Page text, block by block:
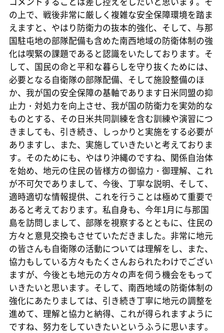
の上で、戦後非常に厳しく複雑な安全保障環境を踏ま
えますと、やはり防衛力の抜本的強化、そして、与那
国駐屯地の部隊配備も含めた南西地域の防衛体制の強
化は喫緊の課題であると認識をいたしております。そ
して、国民の命と平和な暮らしを守り抜くためには、
必要となる自衛隊の部隊配備、そして施設整備のほ
か、我が国の安全保障の基軸であります日米同盟の抑
止力・対処力を向上させ、我が国の防衛力を実効的な
ものとする、その日米共同訓練を含む訓練や演習につ
きましても、引き続き、しっかりと実施をする必要が
ありますし、また、実施していきたいと考えておりま
す。そのためにも、やはり沖縄のですね、関係自治体
を始め、地元の住民の皆様方の御協力・御理解、これ
が不可欠でありまして、今後、丁寧な説明、そして、
適時適切な情報提供、これを行うことは極めて重要で
あると考えております。私自身も、今年1月に与那国
島を訪問しまして、部隊を視察するとともに、住民の
方々と意見交換もさせていただきました。非常に地元
の皆さんも自衛隊の活動については理解をし、また、
協力もしている方々もたくさんおられたわけでござい
ますが、今後とも地元の方々の声を伺う機会をもって
いきたいと思います。そして、南西地域の防衛体制の
強化にあたりましては、引き続き丁寧に地元の調整を
進めて、理解と協力と納得、これが得られますように
ですね、努力をしていきたいというふうに思います。